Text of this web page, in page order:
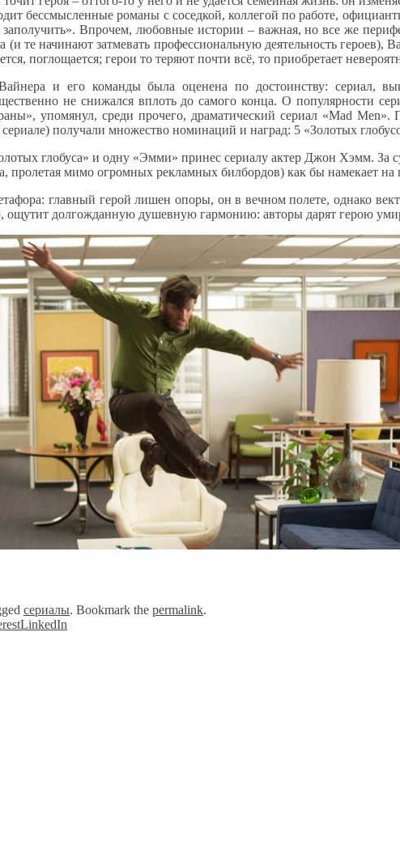
бессмысленные романы с соседкой, коллегой по работе,
Впрочем, любовные истории – важная, но все же
те начинают затмевать профессиональную деятельность героев),
поглощается; герои то теряют почти всё, то приобретает
и его команды была оценена по достоинству:
не снижался вплоть до самого конца. О популярности
упомянул, среди прочего, драматический сериал «Mad Men».
сериале) получали множество номинаций и наград: 5 «Золотых
глобуса» и одну «Эмми» принес сериалу актер Джон Хэмм. За
пролетая мимо огромных рекламных билбордов) как бы намекает
главный герой лишен опоры, он в вечном полете, однако
ощутит долгожданную душевную гармонию: авторы дарят герою
сериалы. Bookmark the permalink.
LinkedIn